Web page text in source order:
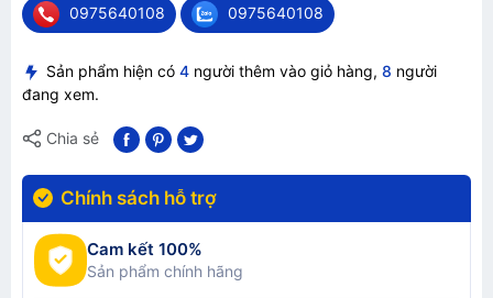
0975640108 0975640108
Sản phẩm hiện có 4 người thêm vào giỏ hàng, 8 người
đang xem.
Chia sẻ
Chính sách hỗ trợ
Cam kết 100%
Sản phẩm chính hãng